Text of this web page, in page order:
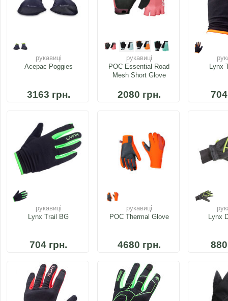
рукавиці
Acepac Poggies
3163 грн.
рукавиці
POC Essential Road
Mesh Short Glove
2080 грн.
Lynx
рукавиці
Lynx Trail BG
704 грн.
рукавиці
POC Thermal Glove
4680 грн.
Lynx